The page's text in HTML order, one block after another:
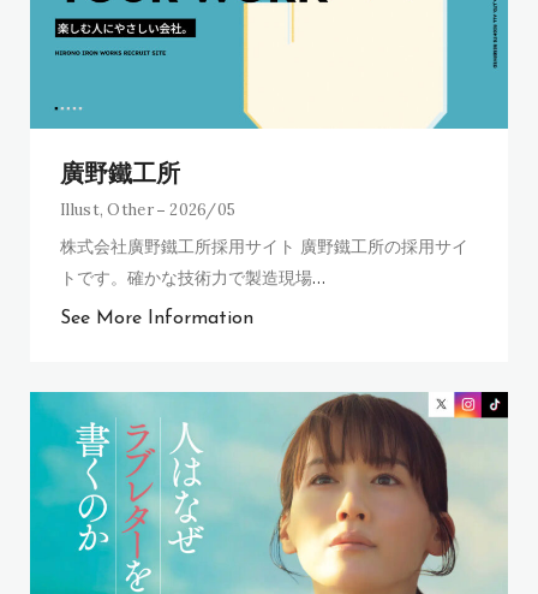
廣野鐵工所
Illust,Other 2026/05
株式会社廣野鐵工所採用サイト 廣野鐵工所の採用サイ
トです。確かな技術力で製造現場…
See More Information